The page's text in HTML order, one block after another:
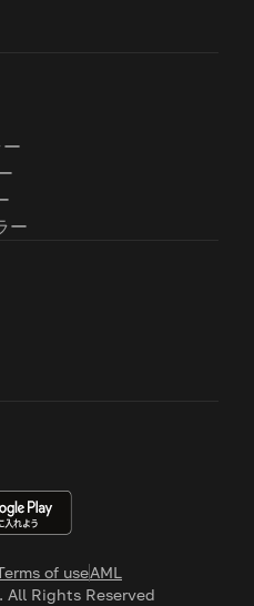
of useAML
Rights Reserved
ー